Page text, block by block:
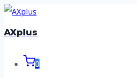
Перейти
к
AXplus
0